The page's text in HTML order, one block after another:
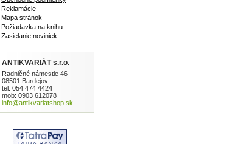
Reklamácie
Mapa stránok
Požiadavka na knihu
Zasielanie noviniek
ANTIKVARIÁT s.r.o.
Radničné námestie 46
08501 Bardejov
tel: 054 474 4424
mob: 0903 612078
info@antikvariatshop.sk